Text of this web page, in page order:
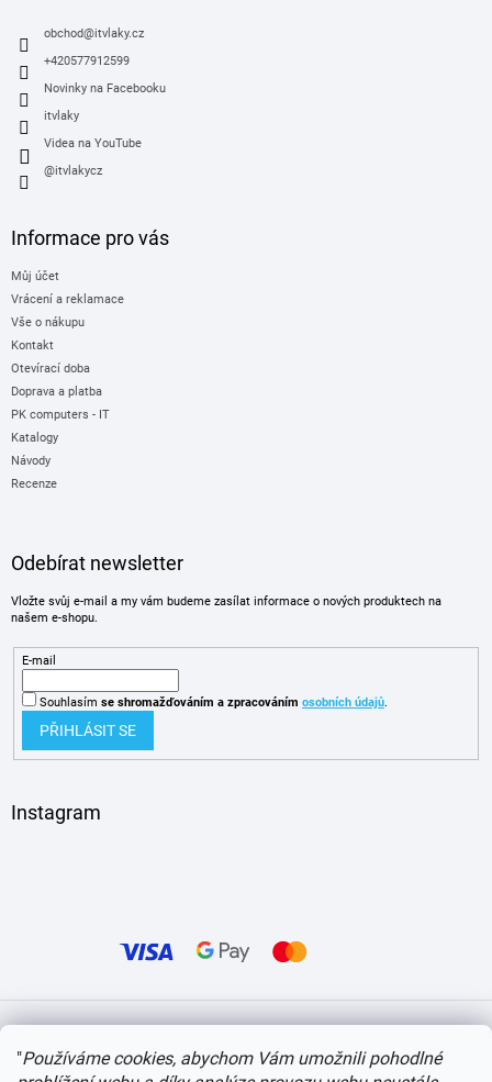
"Používáme cookies, abychom Vám umožnili pohodlné
obchod@itvlaky.cz
+420577912599
Novinky na Facebooku
itvlaky
Videa na YouTube
@itvlakycz
Informace pro vás
Můj účet
Vrácení a reklamace
Vše o nákupu
Kontakt
Otevírací doba
Doprava a platba
PK computers - IT
Katalogy
Návody
Recenze
Odebírat newsletter
Vložte svůj e-mail a my vám budeme zasílat informace o nových produktech na
našem e-shopu.
E-mail
Souhlasím se shromažďováním a zpracováním osobních údajů.
PŘIHLÁSIT SE
Instagram